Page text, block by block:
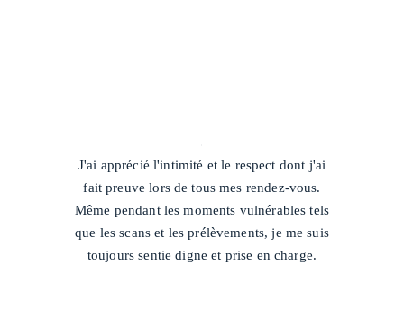
J'ai apprécié l'intimité et le respect dont j'ai
fait preuve lors de tous mes rendez-vous.
Même pendant les moments vulnérables tels
que les scans et les prélèvements, je me suis
toujours sentie digne et prise en charge.